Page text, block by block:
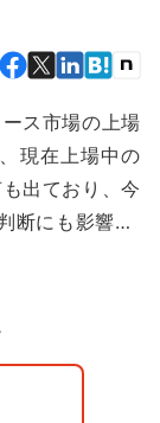
ス市場の上場
現在上場中の
出ており、今
断にも影響…